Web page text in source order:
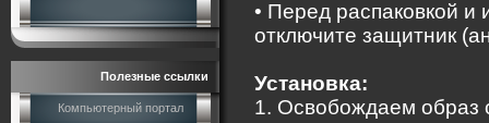
Полезные ссылки
Компьютерный портал
• Перед распаковкой и
отключите защитник
Установка:
1. Освобождаем образ